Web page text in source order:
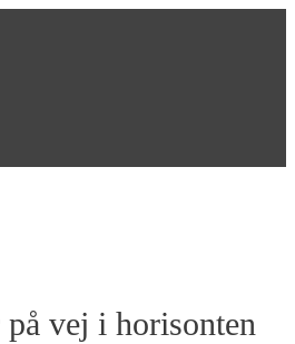
vej i horisonten